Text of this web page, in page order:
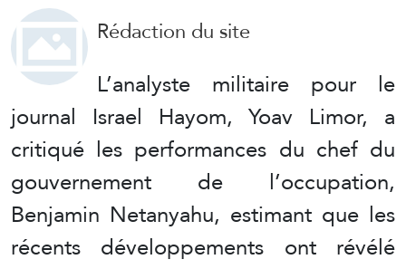
Rédaction du site
L’analyste militaire pour le
journal Israel Hayom, Yoav Limor, a
critiqué les performances du chef du
gouvernement de l’occupation,
Benjamin Netanyahu, estimant que les
récents développements ont révélé